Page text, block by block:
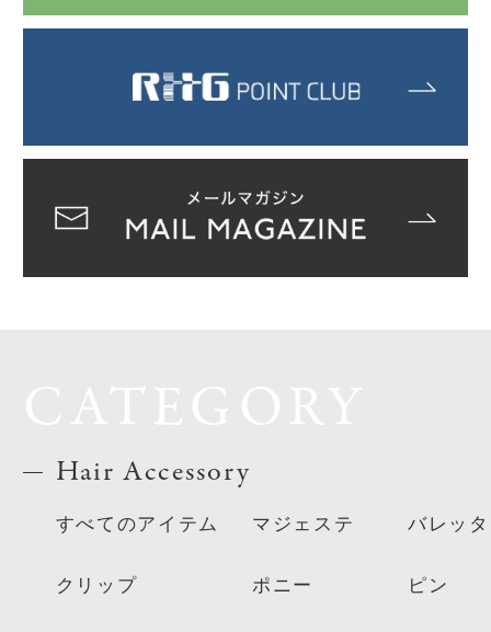
Hair Accessory
すべてのアイテム
クリップ
マジェステ
ポニー
バレッタ
ピン